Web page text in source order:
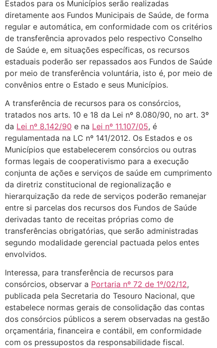
Estados para os Municípios serão realizadas
diretamente aos Fundos Municipais de Saúde, de forma
regular e automática, em conformidade com os critérios
de transferência aprovados pelo respectivo Conselho
de Saúde e, em situações específicas, os recursos
estaduais poderão ser repassados aos Fundos de Saúde
por meio de transferência voluntária, isto é, por meio de
convênios entre o Estado e seus Municípios.
A transferência de recursos para os consórcios,
tratados nos arts. 10 e 18 da Lei nº 8.080/90, no art. 3º
da Lei nº 8.142/90 e na Lei nº 11.107/05, é
regulamentada na LC nº 141/2012. Os Estados e os
Municípios que estabelecerem consórcios ou outras
formas legais de cooperativismo para a execução
conjunta de ações e serviços de saúde em cumprimento
da diretriz constitucional de regionalização e
hierarquização da rede de serviços poderão remanejar
entre si parcelas dos recursos dos Fundos de Saúde
derivadas tanto de receitas próprias como de
transferências obrigatórias, que serão administradas
segundo modalidade gerencial pactuada pelos entes
envolvidos.
Interessa, para transferência de recursos para
consórcios, observar a Portaria nº 72 de 1º/02/12,
publicada pela Secretaria do Tesouro Nacional, que
estabelece normas gerais de consolidação das contas
dos consórcios públicos a serem observadas na gestão
orçamentária, financeira e contábil, em conformidade
com os pressupostos da responsabilidade fiscal.